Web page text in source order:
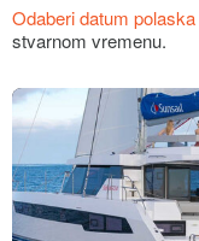
Odaberi datum polaska
stvarnom vremenu.